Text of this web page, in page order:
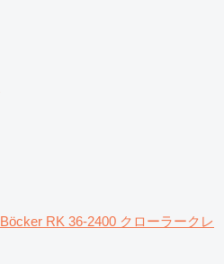
Böcker RK 36-2400 クローラークレ